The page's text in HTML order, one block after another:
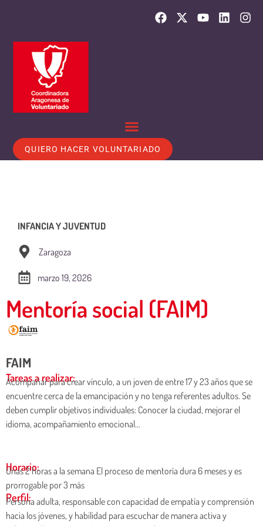
QUIERO HACER VOLUNTARIADO
INFANCIA Y JUVENTUD
Zaragoza
marzo 19, 2026
Mentoría social (FAIM)
FAIM
Tareas a realizar:
Acompañar para crear vínculo, a un joven de entre 17 y 23 años que se
encuentre cerca de la emancipación y no tenga referentes adultos. Se
deben cumplir objetivos individuales: Conocer la ciudad, mejorar el
idioma, acompañamiento emocional…
Horario:
Unas 2 horas a la semana El proceso de mentoría dura 6 meses y es
prorrogable por 3 más
Perfil:
Persona adulta, responsable con capacidad de empatía y comprensión
hacia los jóvenes, y habilidad para escuchar de manera activa y